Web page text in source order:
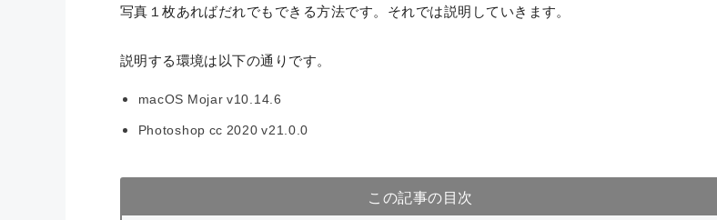
写真１枚あればだれでもできる方法です。それでは説明していきます。
説明する環境は以下の通りです。
macOS Mojar v10.14.6
Photoshop cc 2020 v21.0.0
この記事の目次